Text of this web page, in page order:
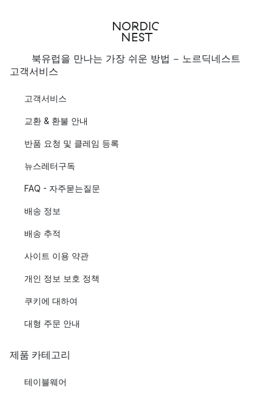
북유럽을 만나는 가장 쉬운 방법 - 노르딕네스트
고객서비스
고객서비스
교환 & 환불 안내
반품 요청 및 클레임 등록
뉴스레터구독
FAQ - 자주묻는질문
배송 정보
배송 추적
사이트 이용 약관
개인 정보 보호 정책
쿠키에 대하여
대형 주문 안내
제품 카테고리
테이블웨어